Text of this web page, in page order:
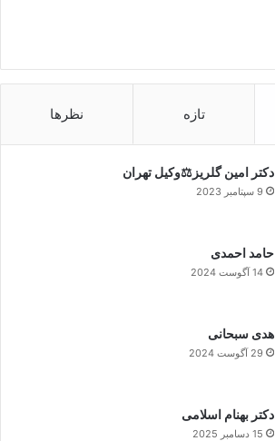
تازه نظرها
دکتر امین گلریز⚖️وکیل تهران
9 سپتامبر 2023
حامد احمدی
14 آگوست 2024
هدی سبحانی
29 آگوست 2024
دکتر بهنام اسلامی
15 دسامبر 2025